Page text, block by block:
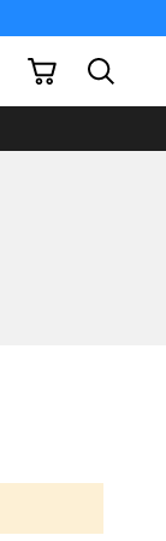
Mi carrito